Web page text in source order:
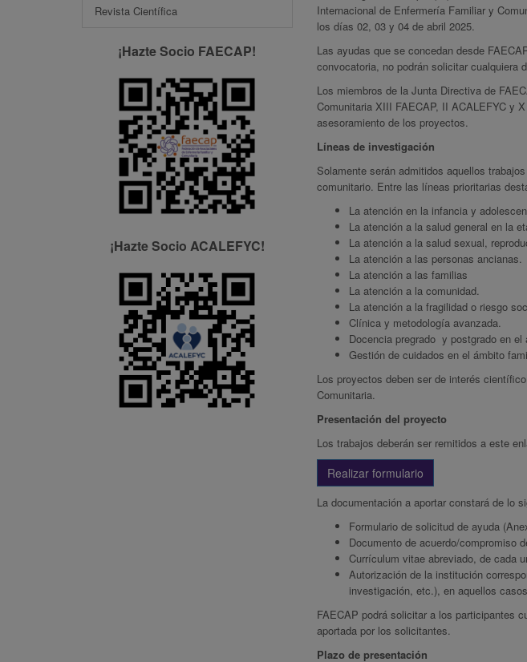
Revista Científica
¡Hazte Socio FAECAP!
¡Hazte Socio ACALEFYC!
Internacional de Enfermería Familiar y
los días 02, 03 y 04 de abril 2025.
Las ayudas que se concedan desde
convocatoria, no podrán solicitar cualquiera
Los miembros de la Junta Directiva de
Comunitaria XIII FAECAP, II ACALEFYC y
asesoramiento de los proyectos.
Líneas de investigación
Solamente serán admitidos aquellos
comunitario. Entre las líneas prioritarias
La atención en la infancia y
La atención a la salud general en la
La atención a la salud sexual,
La atención a las personas ancianas.
La atención a las familias
La atención a la comunidad.
La atención a la fragilidad o riesgo
Clínica y metodología avanzada.
Docencia pregrado y postgrado en
Gestión de cuidados en el ámbito
Los proyectos deben ser de interés
Comunitaria.
Presentación del proyecto
Los trabajos deberán ser remitidos a este
Realizar formulario
La documentación a aportar constará de lo
Formulario de solicitud de ayuda
Documento de acuerdo/compromiso
Currículum vitae abreviado, de cada
Autorización de la institución
investigación, etc.), en aquellos
FAECAP podrá solicitar a los participantes
aportada por los solicitantes.
Plazo de presentación